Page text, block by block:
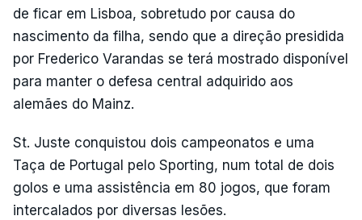
de ficar em Lisboa, sobretudo por causa do
nascimento da filha, sendo que a direção presidida
por Frederico Varandas se terá mostrado disponível
para manter o defesa central adquirido aos
alemães do Mainz.
St. Juste conquistou dois campeonatos e uma
Taça de Portugal pelo Sporting, num total de dois
golos e uma assistência em 80 jogos, que foram
intercalados por diversas lesões.